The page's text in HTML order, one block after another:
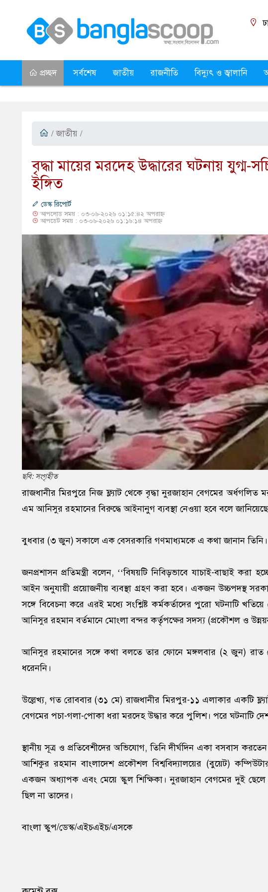
প্রচ্ছদ সর্বশেষ জাতীয় রাজনীতি বিদ্যুৎ ও জ্বালানি
/ জাতীয় /
​বৃদ্ধা মায়ের মরদেহ উদ্ধারের ঘটনায় যুগ্ম-
ইঙ্গিত
ডেস্ক রিপোর্ট
আপলোড সময় : ০৩-০৬-২০২৬ ০১:১৫:৪২ অপরাহ্ন
আপডেট সময় : ০৩-০৬-২০২৬ ০১:১৬:১৪ অপরাহ্ন
ছবি: সংগৃহীত
রাজধানীর মিরপুরে নিজ ফ্ল্যাট থেকে বৃদ্ধা নুরজাহান বেগমের
এম আনিসুর রহমানের বিরুদ্ধে আইনানুগ ব্যবস্থা নেওয়া হবে বলে
বুধবার (৩ জুন) সকালে এক বেসরকারি গণমাধ্যমকে এ কথা জানান তিনি।
জনপ্রশাসন প্রতিমন্ত্রী বলেন, ‘‘বিষয়টি নিবিড়ভাবে যাচাই-বাছাই করা
আইন অনুযায়ী প্রয়োজনীয় ব্যবস্থা গ্রহণ করা হবে। একজন উচ্চপদস্থ
সঙ্গে বিবেচনা করে এরই মধ্যে সংশ্লিষ্ট কর্মকর্তাদের পুরো ঘটনাটি
আনিসুর রহমান বর্তমানে মোংলা বন্দর কর্তৃপক্ষের সদস্য (প্রকৌশল ও
আনিসুর রহমানের সঙ্গে কথা বলতে তার ফোনে মঙ্গলবার (২ জুন)
ধরেননি।
উল্লেখ্য, গত রোববার (৩১ মে) রাজধানীর মিরপুর-১১ এলাকার একটি
বেগমের পচা-গলা-পোকা ধরা মরদেহ উদ্ধার করে পুলিশ। পরে ঘটনাটি
স্থানীয় সূত্র ও প্রতিবেশীদের অভিযোগ, তিনি দীর্ঘদিন একা বসবাস
আশিকুর রহমান বাংলাদেশ প্রকৌশল বিশ্ববিদ্যালয়ের (বুয়েট)
একজন অধ্যাপক এবং মেয়ে স্কুল শিক্ষিকা। নুরজাহান বেগমের দুই
ছিল না তাদের।
বাংলা স্কুপ/ডেস্ক/এইচএইচ/এসকে